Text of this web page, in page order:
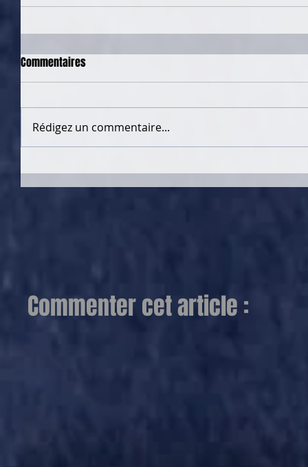
Commentaires
Rédigez un commentaire...
Commenter cet article :